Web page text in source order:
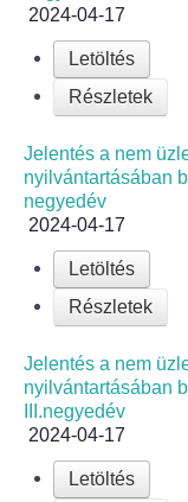
Fogorvos
Védőnői
Kultúra
IKSZT -
Könyvtár
Rákóczi
2024-04-17
Letöltés
Részletek
Jelentés a nem
nyilvántartásában
negyedév
2024-04-17
Letöltés
Részletek
Jelentés a nem
nyilvántartásában
III.negyedév
2024-04-17
Letöltés